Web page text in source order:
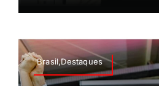
Brasil,Destaques